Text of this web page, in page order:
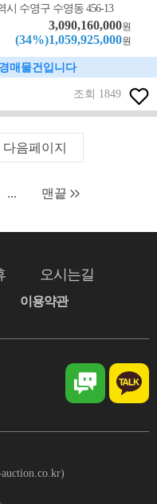
시 수영구 수영동 456-13
3,090,160,000원
(34%)1,059,925,000원
매물건입니다
조회 1849
다음페이지
... 맨끝
오시는길
이용약관